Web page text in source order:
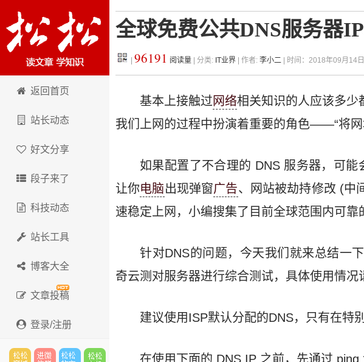
松松科技
返回首页
站长动态
好文分享
段子来了
科技动态
站长工具
博客大全
文章投稿
登录/注册
全球免费公共DNS服务器
96191 阅读量 | 分类: IT业界 | 作者: 李小二 | 时间：2018年09月14
基本上接触过网络相关知识的人应该多少
我们上网的过程中扮演着重要的角色——“将
如果配置了不合理的 DNS 服务器，可
让你电脑出现弹窗广告、网站被劫持修改 (中
速稳定上网，小编搜集了目前全球范围内可
针对DNS的问题，今天我们就来总结一
奇云测对服务器进行综合测试，具体使用情况
建议使用ISP默认分配的DNS，只有在特
在使用下面的 DNS IP 之前，先通过